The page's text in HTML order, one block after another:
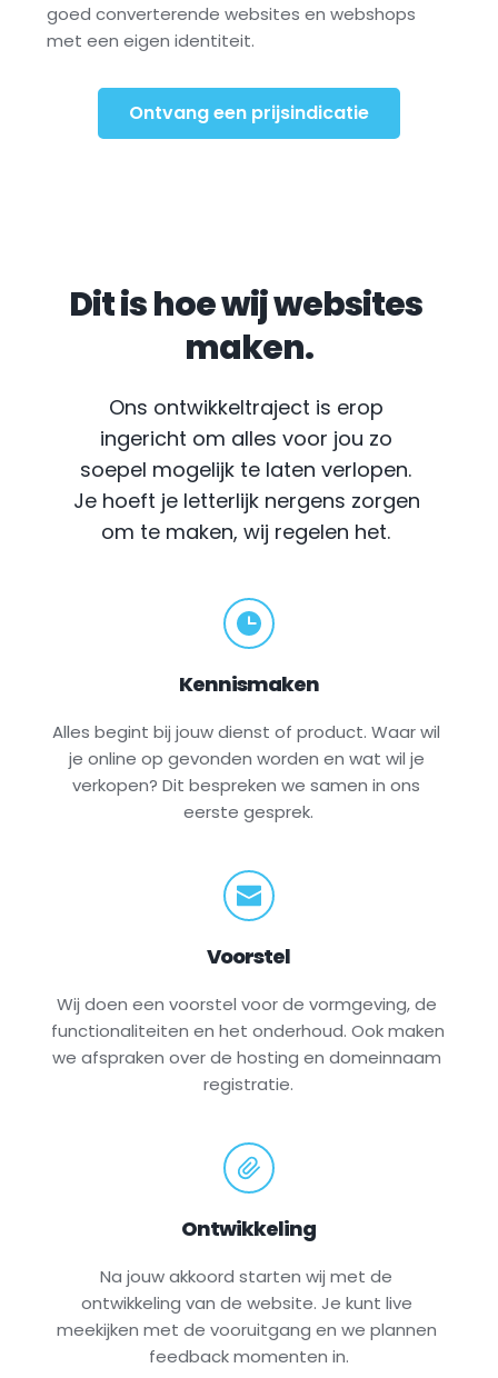
goed converterende websites en webshops
met een eigen identiteit.
Ontvang een prijsindicatie
Dit is hoe wij websites
maken.
Ons ontwikkeltraject is erop
ingericht om alles voor jou zo
soepel mogelijk te laten verlopen.
Je hoeft je letterlijk nergens zorgen
om te maken, wij regelen het.
Kennismaken
Alles begint bij jouw dienst of product. Waar wil
je online op gevonden worden en wat wil je
verkopen? Dit bespreken we samen in ons
eerste gesprek.
Voorstel
Wij doen een voorstel voor de vormgeving, de
functionaliteiten en het onderhoud. Ook maken
we afspraken over de hosting en domeinnaam
registratie.
Ontwikkeling
Na jouw akkoord starten wij met de
ontwikkeling van de website. Je kunt live
meekijken met de vooruitgang en we plannen
feedback momenten in.